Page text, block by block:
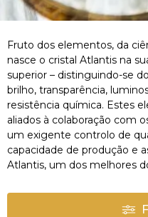
Fruto dos elementos, da
nasce o cristal Atlantis na
superior – distinguindo-se
brilho, transparência,
resistência química. Estes
aliados à colaboração com
um exigente controlo de
capacidade de produção e
Atlantis, um dos melhores